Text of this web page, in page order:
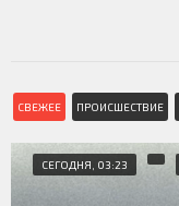
СВЕЖЕЕ ПРОИСШЕСТВИЕ
СЕГОДНЯ, 03:23